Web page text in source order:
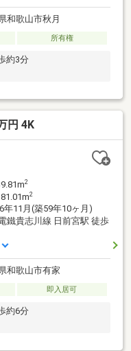
和歌山市秋月
所有権
約3分
円 4K
2
2
年11月(築59年10ヶ月)
鐵貴志川線 日前宮駅 徒歩
和歌山市有家
即入居可
約6分